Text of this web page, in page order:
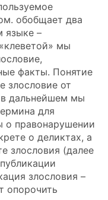
обобщает два
языке –
мы
факты. Понятие
дальнейшем мы
для
о деликтах, а
злословия (далее
злословия –
опорочить